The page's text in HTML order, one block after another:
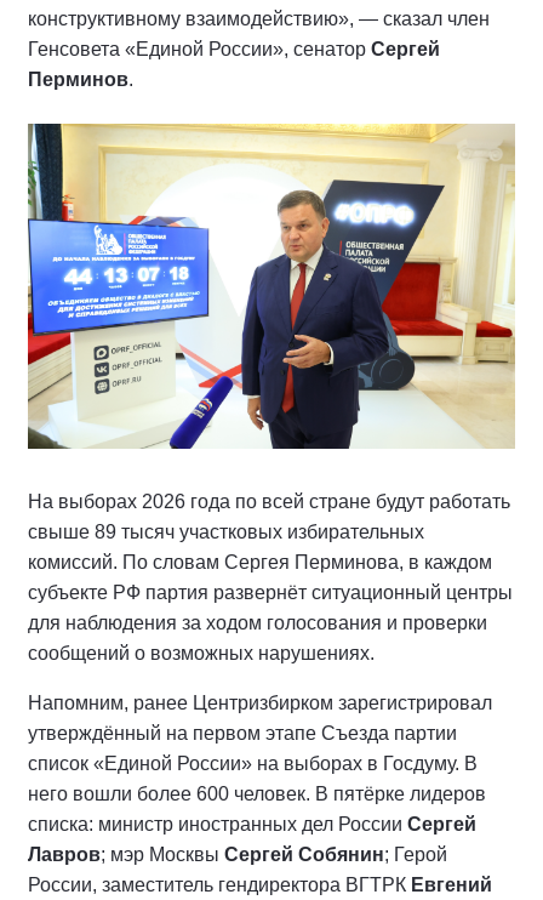
конструктивному взаимодействию», — сказал член
Генсовета «Единой России», сенатор Сергей
Перминов.
На выборах 2026 года по всей стране будут работать
свыше 89 тысяч участковых избирательных
комиссий. По словам Сергея Перминова, в каждом
субъекте РФ партия развернёт ситуационный центры
для наблюдения за ходом голосования и проверки
сообщений о возможных нарушениях.
Напомним, ранее Центризбирком зарегистрировал
утверждённый на первом этапе Съезда партии
список «Единой России» на выборах в Госдуму. В
него вошли более 600 человек. В пятёрке лидеров
списка: министр иностранных дел России Сергей
Лавров; мэр Москвы Сергей Собянин; Герой
России, заместитель гендиректора ВГТРК Евгений